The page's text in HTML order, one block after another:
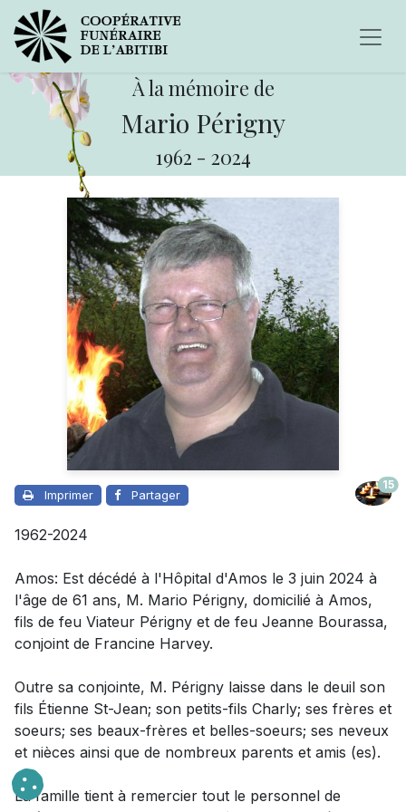
À la mémoire de
Mario Périgny
1962 - 2024
Imprimer Partager
15
1962-2024
Amos: Est décédé à l'Hôpital d'Amos le 3 juin 2024 à
l'âge de 61 ans, M. Mario Périgny, domicilié à Amos,
fils de feu Viateur Périgny et de feu Jeanne Bourassa,
conjoint de Francine Harvey.
Outre sa conjointe, M. Périgny laisse dans le deuil son
fils Étienne St-Jean; son petits-fils Charly; ses frères et
soeurs; ses beaux-frères et belles-soeurs; ses neveux
et nièces ainsi que de nombreux parents et amis (es).
La famille tient à remercier tout le personnel de